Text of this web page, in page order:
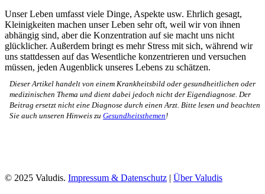
Unser Leben umfasst viele Dinge, Aspekte usw. Ehrlich gesagt,
Kleinigkeiten machen unser Leben sehr oft, weil wir von ihnen
abhängig sind, aber die Konzentration auf sie macht uns nicht
glücklicher. Außerdem bringt es mehr Stress mit sich, während wir
uns stattdessen auf das Wesentliche konzentrieren und versuchen
müssen, jeden Augenblick unseres Lebens zu schätzen.
Dieser Artikel handelt von einem Krankheitsbild oder gesundheitlichen oder
medizinischen Thema und dient dabei jedoch nicht der Eigendiagnose. Der
Beitrag ersetzt nicht eine Diagnose durch einen Arzt. Bitte lesen und beachten
Sie auch unseren Hinweis zu Gesundheitsthemen!
© 2025 Valudis. Impressum & Datenschutz Über Valudis